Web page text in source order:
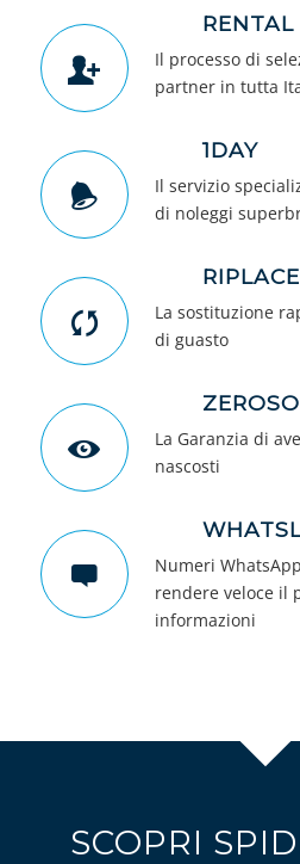
RENTAL
Il processo di
partner in tutta
1DAY
Il servizio
di noleggi
RIPLACE
La sostituzione
di guasto
La Garanzia di
nascosti
Numeri
rendere veloce il
informazioni
SCOPRI